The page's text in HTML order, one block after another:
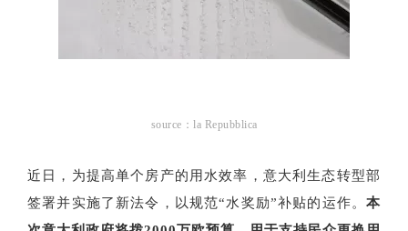
source：la Repubblica
近日，为提高单个房产的用水效率，意大利生态转型部
签署并实施了新法令，以规范“水奖励”补贴的运作。 本